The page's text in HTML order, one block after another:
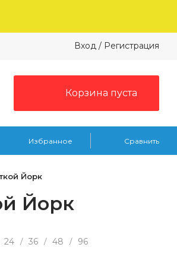
Вход / Регистрация
Корзина пуста
Избранное Сравнить
Йорк
Йорк
24 / 36 / 48 / 96